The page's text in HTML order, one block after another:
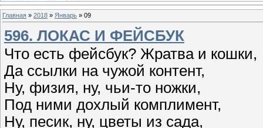
Главная » 2018 » Январь » 09
596. ЛОКАС И ФЕЙСБУК
Что есть фейсбук? Жратва и кошки,
Да ссылки на чужой контент,
Ну, физия, ну, чьи-то ножки,
Под ними дохлый комплимент,
Ну, песик, ну, цветы из сада,